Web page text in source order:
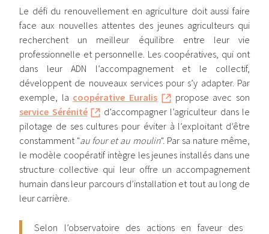
Le défi du renouvellement en agriculture doit aussi faire
face aux nouvelles attentes des jeunes agriculteurs qui
recherchent un meilleur équilibre entre leur vie
professionnelle et personnelle. Les coopératives, qui ont
dans leur ADN l’accompagnement et le collectif,
développent de nouveaux services pour s’y adapter. Par
exemple, la coopérative Euralis
propose avec son
service Sérénité
d’accompagner l’agriculteur dans le
pilotage de ses cultures pour éviter à l’exploitant d’être
constamment "au four et au moulin". Par sa nature même,
le modèle coopératif intègre les jeunes installés dans une
structure collective qui leur offre un accompagnement
humain dans leur parcours d’installation et tout au long de
leur carrière.
Selon l’observatoire des actions en faveur des